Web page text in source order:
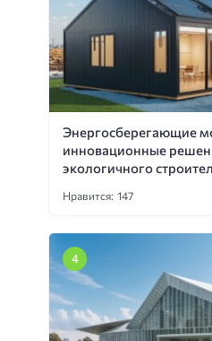
Энергосберегающие
инновационные
экологичного
Нравится: 147